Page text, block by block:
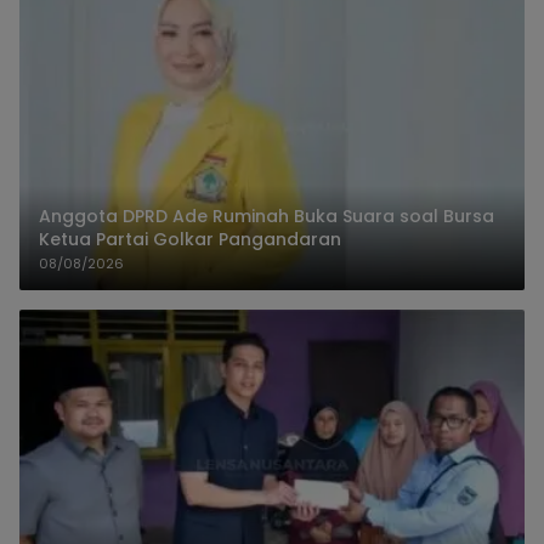
Anggota DPRD Ade Ruminah Buka Suara soal Bursa
Ketua Partai Golkar Pangandaran
08/08/2026